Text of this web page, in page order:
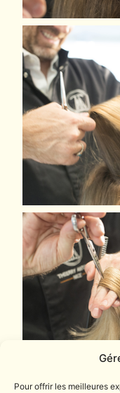
Pour offrir les meilleures